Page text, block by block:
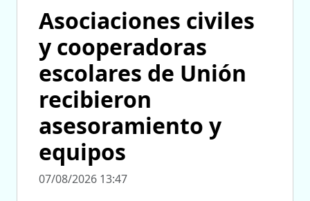
Asociaciones civiles
y cooperadoras
escolares de Unión
recibieron
asesoramiento y
equipos
07/08/2026 13:47